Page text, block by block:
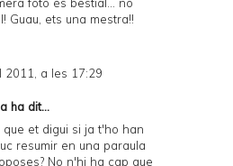
Guau, ets una mestra!!
2011, a les 17:29
ha dit...
que et digui si ja t'ho han
resumir en una paraula
No n'hi ha cap que